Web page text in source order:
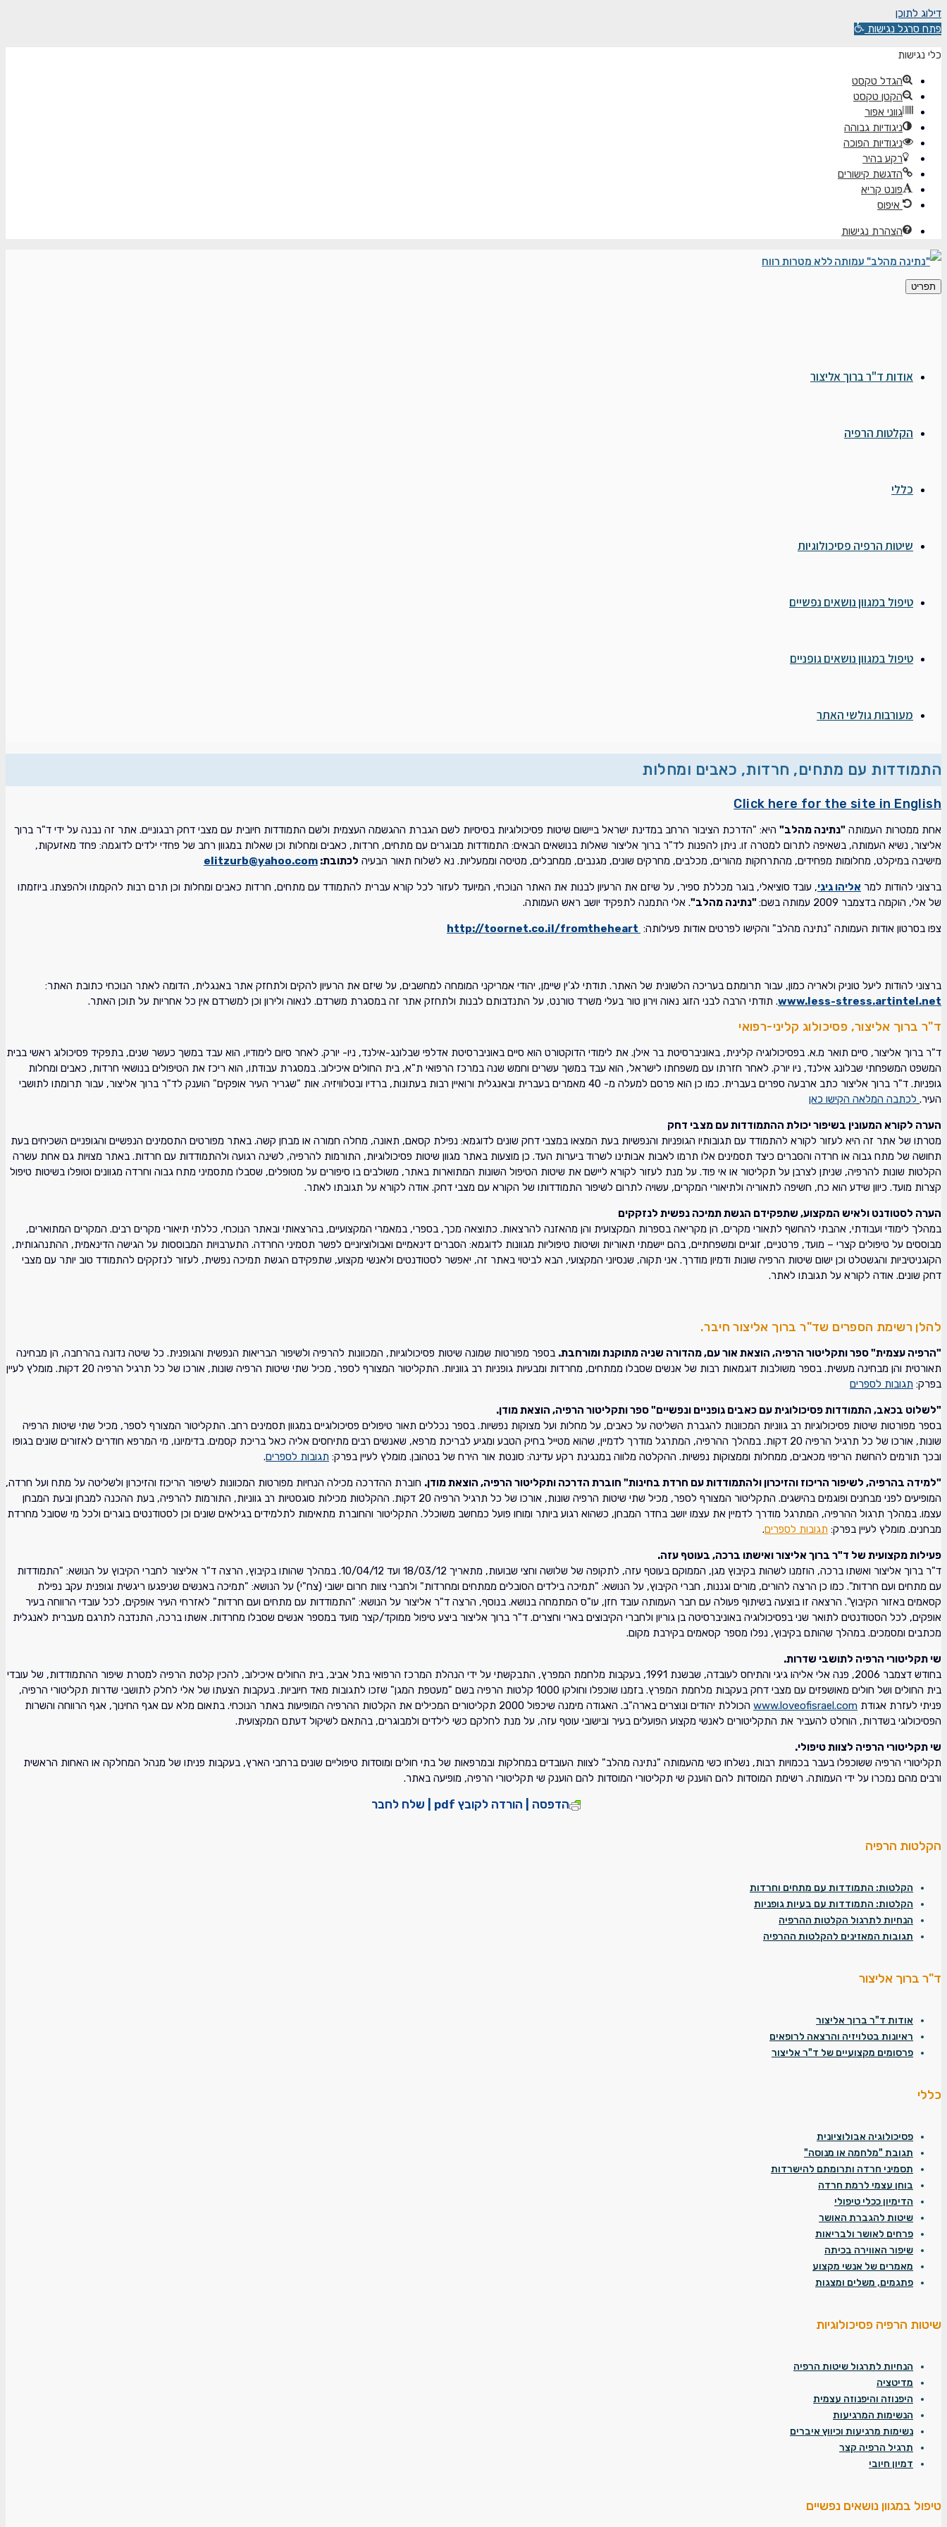
דילוג לתוכן
פתח סרגל נגישות
כלי נגישות
הגדל טקסט
הקטן טקסט
גווני אפור
ניגודיות גבוהה
ניגודיות הפוכה
רקע בהיר
הדגשת קישורים
פונט קריא
איפוס
הצהרת נגישות
תפריט
אודות ד"ר ברוך אליצור
הקלטות הרפיה
כללי
שיטות הרפיה פסיכולוגיות
טיפול במגוון נושאים נפשיים
טיפול במגוון נושאים גופניים
מעורבות גולשי האתר
התמודדות עם מתחים, חרדות, כאבים ומחלות
Click here for the site in English
אחת ממטרות העמותה "נתינה מהלב" היא: "הדרכת הציבור הרחב במדינת ישראל ביישום שיטות פסיכולוגיות בסיסיות לשם הגברת ההגשמה העצמית ולשם התמודדות חיובית עם מצבי דחק רבגוניים. אתר זה נבנה על ידי ד"ר ברוך
אליצור, נשיא העמותה, בשאיפה לתרום למטרה זו. ניתן להפנות לד"ר ברוך אליצור שאלות בנושאים הבאים: התמודדות מבוגרים עם מתחים, חרדות, כאבים ומחלות וכן שאלות במגוון רחב של פחדי ילדים לדוגמה: פחד מאזעקות,
מישיבה במיקלט, מחלומות מפחידים, מהתרחקות מהורים, מכלבים, מחרקים שונים, מגנבים, ממחבלים, מטיסה וממעליות. נא לשלוח תאור הבעיה לכתובת: elitzurb@yahoo.com
ברצוני להודות למר אליהו גיגי, עובד סוציאלי, בוגר מכללת ספיר, על שיזם את הרעיון לבנות את האתר הנוכחי, המיועד לעזור לכל קורא עברית להתמודד עם מתחים, חרדות כאבים ומחלות וכן תרם רבות להקמתו ולהפצתו. ביוזמתו
של אלי, הוקמה בדצמבר 2009 עמותה בשם:
"נתינה מהלב". אלי התמנה לתפקיד יושב ראש העמותה.
צפו בסרטון אודות העמותה "נתינה מהלב" והקישו לפרטים אודות פעילותה:
ברצוני להודות ליעל טוניק ולאריה כמון, עבור תרומתם בעריכה הלשונית של האתר. תודתי לג'ין שיימן, יהודי אמריקני המומחה למחשבים, על שיזם את הרעיון להקים ולתחזק אתר באנגלית, הדומה לאתר הנוכחי כתובת האתר:
www.less-stress.artintel.net. תודתי הרבה לבני הזוג נאוה וירון טור בעלי משרד טורנט, על התנדבותם לבנות ולתחזק אתר זה במסגרת משרדם. לנאוה ולירון וכן למשרדם אין כל אחריות על תוכן האתר.
ד"ר ברוך אליצור, פסיכולוג קליני-רפואי
ד"ר ברוך אליצור, סיים תואר מ.א. בפסיכולוגיה קלינית, באוניברסיטת בר אילן. את לימודי הדוקטורט הוא סיים באוניברסיטת אדלפי שבלונג-אילנד, ניו- יורק. לאחר סיום לימודיו, הוא עבד במשך כעשר שנים, בתפקיד פסיכולוג ראשי בבית
המשפט המשפחתי שבלונג אילנד, ניו יורק. לאחר חזרתו עם משפחתו לישראל, הוא עבד במשך עשרים וחמש שנה במרכז הרפואי ת"א, בית החולים איכילוב. במסגרת עבודתו, הוא ריכז את הטיפולים בנושאי חרדות, כאבים ומחלות
גופניות. ד"ר ברוך אליצור כתב ארבעה ספרים בעברית. כמו כן הוא פרסם למעלה מ- 40 מאמרים בעברית ובאנגלית ורואיין רבות בעתונות, ברדיו ובטלוויזיה. אות "שגריר העיר אופקים" הוענק לד"ר ברוך אליצור, עבור תרומתו לתושבי
העיר. לכתבה המלאה הקישו כאן
הערה לקורא המעונין בשיפור יכולת ההתמודדות עם מצבי דחק
מטרתו של אתר זה היא לעזור לקורא להתמודד עם תגובותיו הגופניות והנפשיות בעת המצאו במצבי דחק שונים לדוגמא: נפילת קסאם, תאונה, מחלה חמורה או מבחן קשה. באתר מפורטים התסמינים הנפשיים והגופניים השכיחים בעת
תחושה של מתח גבוה או חרדה והסברים כיצד תסמינים אלו תרמו לאבות אבותינו לשרוד ביערות העד. כן מוצעות באתר מגוון שיטות פסיכולוגיות, התורמות להרפיה, לשינה רגועה ולהתמודדות עם חרדות. באתר מצויות גם אחת עשרה
הקלטות שונות להרפיה, שניתן לצרבן על תקליטור או אי פוד. על מנת לעזור לקורא ליישם את שיטות הטיפול השונות המתוארות באתר, משולבים בו סיפורים על מטופלים, שסבלו מתסמיני מתח גבוה וחרדה מגוונים וטופלו בשיטות טיפול
קצרות מועד. כיוון שידע הוא כח, חשיפה לתאוריה ולתיאורי המקרים, עשויה לתרום לשיפור התמודדותו של הקורא עם מצבי דחק. אודה לקורא על תגובתו לאתר.
הערה לסטודנט ולאיש המקצוע, שתפקידם הגשת תמיכה נפשית לנזקקים
במהלך לימודי ועבודתי, אהבתי להחשף לתאורי מקרים, הן מקריאה בספרות המקצועית והן מהאזנה להרצאות. כתוצאה מכך, בספרי, במאמרי המקצועיים, בהרצאותי ובאתר הנוכחי, כללתי תיאורי מקרים רבים. המקרים המתוארים,
מבוססים על טיפולים קצרי – מועד, פרטניים, זוגיים ומשפחתיים, בהם יישמתי תאוריות ושיטות טיפוליות מגוונות לדוגמא: הסברים דינאמיים ואבולוציוניים לפשר תסמיני החרדה. התערבויות המבוססות על הגישה הדינאמית, ההתנהגותית,
הקוגניטיביות והגשטלט וכן ישום שיטות הרפיה שונות ודמיון מודרך. אני תקוה, שנסיוני המקצועי, הבא לביטוי באתר זה, יאפשר לסטודנטים ולאנשי מקצוע, שתפקידם הגשת תמיכה נפשית, לעזור לנזקקים להתמודד טוב יותר עם מצבי
דחק שונים. אודה לקורא על תגובתו לאתר.
להלן רשימת הספרים שד"ר ברוך אליצור חיבר.
"הרפיה עצמית" ספר ותקליטור הרפיה, הוצאת אור עם, מהדורה שניה מתוקנת ומורחבת. בספר מפורטות שמונה שיטות פסיכולוגיות, המכוונות להרפיה ולשיפור הבריאות הנפשית והגופנית. כל שיטה נדונה בהרחבה, הן מבחינה
תאורטית והן מבחינה מעשית. בספר משולבות דוגמאות רבות של אנשים שסבלו ממתחים, מחרדות ומבעיות גופניות רב גווניות. התקליטור המצורף לספר, מכיל שתי שיטות הרפיה שונות, אורכו של כל תרגיל הרפיה 20 דקות. מומלץ לעיין
בפרק: תגובות לספרים
"לשלוט בכאב, התמודדות פסיכולוגית עם כאבים גופניים ונפשיים" ספר ותקליטור הרפיה, הוצאת מודן.
בספר מפורטות שיטות פסיכולוגיות רב גווניות המכוונות להגברת השליטה על כאבים, על מחלות ועל מצוקות נפשיות. בספר נכללים תאור טיפולים פסיכולוגיים במגוון תסמינים רחב. התקליטור המצורף לספר, מכיל שתי שיטות הרפיה
שונות, אורכו של כל תרגיל הרפיה 20 דקות. במהלך ההרפיה, המתרגל מודרך לדמיין, שהוא מטייל בחיק הטבע ומגיע לבריכת מרפא, שאנשים רבים מתיחסים אליה כאל בריכת קסמים. בדימיונו, מי המרפא חודרים לאזורים שונים בגופו
ובכך תורמים להחשת הריפוי מכאבים, ממחלות וממצוקות נפשיות. ההקלטה מלווה במנגינת רקע עדינה: סונטת אור הירח של בטהובן. מומלץ לעיין בפרק: תגובות לספרים.
"למידה בהרפיה, לשיפור הריכוז והזיכרון ולהתמודדות עם חרדת בחינות" חוברת הדרכה ותקליטור הרפיה, הוצאת מודן. חוברת ההדרכה מכילה הנחיות מפורטות המכוונות לשיפור הריכוז והזיכרון ולשליטה על מתח ועל חרדה,
המופיעים לפני מבחנים ופוגמים בהישגים. התקליטור המצורף לספר, מכיל שתי שיטות הרפיה שונות, אורכו של כל תרגיל הרפיה 20 דקות. ההקלטות מכילות סוגסטיות רב גווניות, התורמות להרפיה, בעת ההכנה למבחן ובעת המבחן
עצמו. במהלך תרגול ההרפיה, המתרגל מודרך לדמיין את עצמו יושב בחדר המבחן, כשהוא רגוע ביותר ומוחו פועל כמחשב משוכלל. התקליטור והחוברת מתאימות לתלמידים בגילאים שונים וכן לסטודנטים בוגרים ולכל מי שסובל מחרדת
מבחנים. מומלץ לעיין בפרק: תגובות לספרים.
פעילות מקצועית של ד"ר ברוך אליצור ואישתו ברכה, בעוטף עזה.
ד"ר ברוך אליצור ואשתו ברכה, הוזמנו לשהות בקיבוץ מגן, הממוקם בעוטף עזה, לתקופה של שלושה וחצי שבועות, מתאריך 18/03/12 ועד 10/04/12. במהלך שהותו בקיבוץ, הרצה ד"ר אליצור לחברי הקיבוץ על הנושא: "התמודדות
עם מתחים ועם חרדות". כמו כן הרצה להורים, מורים וגננות, חברי הקיבוץ, על הנושא: "תמיכה בילדים הסובלים ממתחים ומחרדות" ולחברי צוות חרום ישובי (צח"י) על הנושא: "תמיכה באנשים שניפגעו ריגשית וגופנית עקב נפילת
קסאמים באזור הקיבוץ". הרצאה זו בוצעה בשיתוף פעולה עם חבר העמותה עובד חזן, עו"ס המתמחה בנושא. בנוסף, הרצה ד"ר אליצור על הנושא: "התמודדות עם מתחים ועם חרדות" לאזרחי העיר אופקים, לכל עובדי הרווחה בעיר
אופקים, לכל הסטודנטים לתואר שני בפסיכולוגיה באוניברסיטה בן גוריון ולחברי הקיבוצים בארי וחצרים. ד"ר ברוך אליצור ביצע טיפול ממוקד/קצר מועד במספר אנשים שסבלו מחרדות. אשתו ברכה, התנדבה לתרגם מעברית לאנגלית
מכתבים ומסמכים. במהלך שהותם בקיבוץ, נפלו מספר קסאמים בקירבת מקום.
שי תקליטורי הרפיה לתושבי שדרות.
בחודש דצמבר 2006, פנה אלי אליהו גיגי והתיחס לעובדה, שבשנת 1991, בעקבות מלחמת המפרץ, התבקשתי על ידי הנהלת המרכז הרפואי בתל אביב, בית החולים איכילוב, להכין קלטת הרפיה למטרת שיפור ההתמודדות, של עובדי
בית החולים ושל חולים מאושפזים עם מצבי דחק בעקבות מלחמת המפרץ. בזמנו שוכפלו וחולקו 1000 קלטות הרפיה בשם "מעטפת המגן" שזכו לתגובות מאד חיוביות. בעקבות הצעתו של אלי לחלק לתושבי שדרות תקליטורי הרפיה,
פניתי לעזרת אגודת www.loveofisrael.com
הכוללת יהודים ונוצרים בארה"ב. האגודה מימנה שיכפול 2000 תקליטורים המכילים את הקלטות ההרפיה המופיעות באתר הנוכחי. בתאום מלא עם אגף החינוך, אגף הרווחה והשרות
הפסיכולוגי בשדרות, הוחלט להעביר את התקליטורים לאנשי מקצוע הפועלים בעיר ובישובי עוטף עזה, על מנת לחלקם כשי לילדים ולמבוגרים, בהתאם לשיקול דעתם המקצועית.
שי תקליטורי הרפיה לצוות טיפולי.
תקליטורי הרפיה ששוכפלו בעבר בכמויות רבות, נשלחו כשי מהעמותה "נתינה מהלב" לצוות העובדים במחלקות ובמרפאות של בתי חולים ומוסדות טיפוליים שונים ברחבי הארץ, בעקבות פניתו של מנהל המחלקה או האחות הראשית
ורבים מהם נמכרו על ידי העמותה. רשימת המוסדות להם הוענק שי תקליטורי המוסדות להם הוענק שי תקליטורי הרפיה, מופיעה באתר.
הדפסה | הורדה לקובץ pdf | שלח לחבר
הקלטות הרפיה
הקלטות: התמודדות עם מתחים וחרדות
הקלטות: התמודדות עם בעיות גופניות
הנחיות לתרגול הקלטות ההרפיה
תגובות המאזינים להקלטות ההרפיה
ד"ר ברוך אליצור
אודות ד"ר ברוך אליצור
ראיונות בטלויזיה והרצאה לרופאים
פרסומים מקצועיים של ד"ר אליצור
כללי
פסיכולוגיה אבולוציונית
תגובת "מלחמה או מנוסה"
תסמיני חרדה ותרומתם להישרדות
בוחן עצמי לרמת חרדה
הדימיון ככלי טיפולי
שיטות להגברת האושר
פרחים לאושר ולבריאות
שיפור האווירה בכיתה
מאמרים של אנשי מקצוע
פתגמים, משלים ומצגות
שיטות הרפיה פסיכולוגיות
הנחיות לתרגול שיטות הרפיה
מדיטציה
היפנוזה והיפנוזה עצמית
הנשימות המרגיעות
נשימות מרגיעות וכיווץ איברים
תרגיל הרפיה קצר
דמיון חיובי
טיפול במגוון נושאים נפשיים